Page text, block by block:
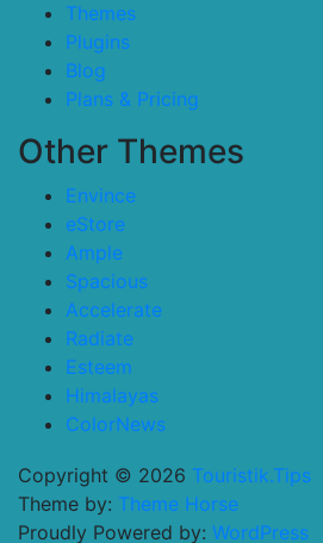
Themes
Plugins
Blog
Plans & Pricing
Other Themes
Envince
eStore
Ample
Spacious
Accelerate
Radiate
Esteem
Himalayas
ColorNews
Copyright © 2026 Touristik.Tips
Theme by: Theme Horse
Proudly Powered by: WordPress